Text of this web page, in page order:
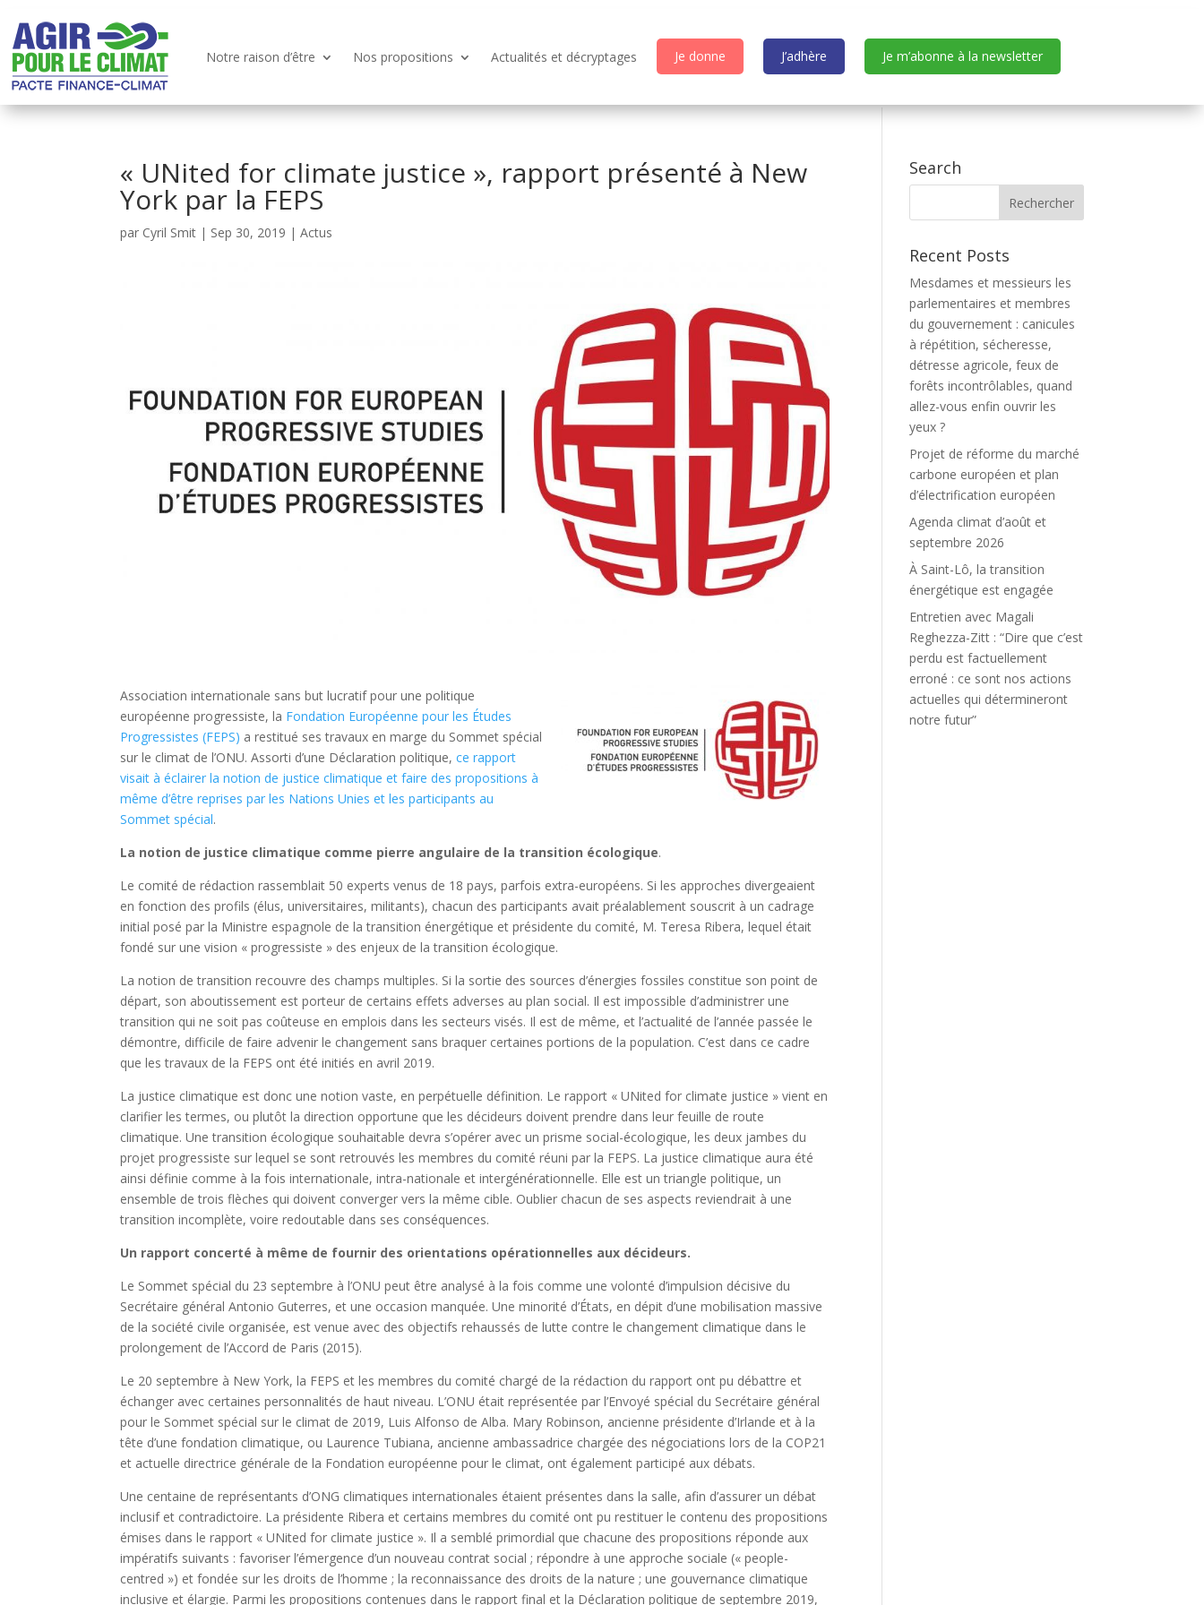
Notre raison d’être Nos propositions Actualités et décryptages Je donne J’adhère Je m’abonne à la newsletter
« UNited for climate justice », rapport présenté à New
York par la FEPS
par Cyril Smit | Sep 30, 2019 |Actus
Association internationale sans but lucratif pour une politique
européenne progressiste, la Fondation Européenne pour les Études
Progressistes (FEPS) a restitué ses travaux en marge du Sommet spécial
sur le climat de l’ONU. Assorti d’une Déclaration politique,ce rapport
visait à éclairer la notion de justice climatique et faire des propositions à
même d’être reprises par les Nations Unies et les participants au
Sommet spécial.
La notion de justice climatique comme pierre angulaire de la transition écologique.
Le comité de rédaction rassemblait 50 experts venus de 18 pays, parfois extra-européens. Si les approches divergeaient
en fonction des profils (élus, universitaires, militants), chacun des participants avait préalablement souscrit à un cadrage
initial posé par la Ministre espagnole de la transition énergétique et présidente du comité, M. Teresa Ribera, lequel était
fondé sur une vision « progressiste » des enjeux de la transition écologique.
La notion de transition recouvre des champs multiples. Si la sortie des sources d’énergies fossiles constitue son point de
départ, son aboutissement est porteur de certains effets adverses au plan social. Il est impossible d’administrer une
transition qui ne soit pas coûteuse en emplois dans les secteurs visés. Il est de même, et l’actualité de l’année passée le
démontre, difficile de faire advenir le changement sans braquer certaines portions de la population. C’est dans ce cadre
que les travaux de la FEPS ont été initiés en avril 2019.
La justice climatique est donc une notion vaste, en perpétuelle définition. Le rapport « UNited for climate justice » vient en
clarifier les termes, ou plutôt la direction opportune que les décideurs doivent prendre dans leur feuille de route
climatique. Une transition écologique souhaitable devra s’opérer avec un prisme social-écologique, les deux jambes du
projet progressiste sur lequel se sont retrouvés les membres du comité réuni par la FEPS. La justice climatique aura été
ainsi définie comme à la fois internationale, intra-nationale et intergénérationnelle. Elle est un triangle politique, un
ensemble de trois flèches qui doivent converger vers la même cible. Oublier chacun de ses aspects reviendrait à une
transition incomplète, voire redoutable dans ses conséquences.
Un rapport concerté à même de fournir des orientations opérationnelles aux décideurs.
Le Sommet spécial du 23 septembre à l’ONU peut être analysé à la fois comme une volonté d’impulsion décisive du
Secrétaire général Antonio Guterres, et une occasion manquée. Une minorité d’États, en dépit d’une mobilisation massive
de la société civile organisée, est venue avec des objectifs rehaussés de lutte contre le changement climatique dans le
prolongement de l’Accord de Paris (2015).
Le 20 septembre à New York, la FEPS et les membres du comité chargé de la rédaction du rapport ont pu débattre et
échanger avec certaines personnalités de haut niveau. L’ONU était représentée par l’Envoyé spécial du Secrétaire général
pour le Sommet spécial sur le climat de 2019, Luis Alfonso de Alba. Mary Robinson, ancienne présidente d’Irlande et à la
tête d’une fondation climatique, ou Laurence Tubiana, ancienne ambassadrice chargée des négociations lors de la COP21
et actuelle directrice générale de la Fondation européenne pour le climat, ont également participé aux débats.
Une centaine de représentants d’ONG climatiques internationales étaient présentes dans la salle, afin d’assurer un débat
inclusif et contradictoire. La présidente Ribera et certains membres du comité ont pu restituer le contenu des propositions
émises dans le rapport « UNited for climate justice ». Il a semblé primordial que chacune des propositions réponde aux
impératifs suivants : favoriser l’émergence d’un nouveau contrat social ; répondre à une approche sociale (« people-
centred ») et fondée sur les droits de l’homme ; la reconnaissance des droits de la nature ; une gouvernance climatique
inclusive et élargie. Parmi les propositions contenues dans le rapport final et la Déclaration politique de septembre 2019,
Search
Recent Posts
Mesdames et messieurs les
parlementaires et membres
du gouvernement : canicules
à répétition, sécheresse,
détresse agricole, feux de
forêts incontrôlables, quand
allez-vous enfin ouvrir les
yeux ?
Projet de réforme du marché
carbone européen et plan
d’électrification européen
Agenda climat d’août et
septembre 2026
À Saint-Lô, la transition
énergétique est engagée
Entretien avec Magali
Reghezza-Zitt : “Dire que c’est
perdu est factuellement
erroné : ce sont nos actions
actuelles qui détermineront
notre futur”